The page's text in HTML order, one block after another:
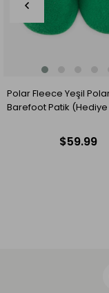
Polar Fleece Sarı Polar
Patik (Hediye Seti)
$59.99